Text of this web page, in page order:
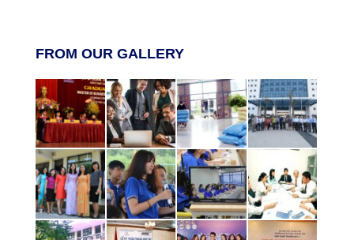
FROM OUR GALLERY